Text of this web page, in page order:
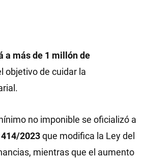
a más de 1 millón de
objetivo de cuidar la
no imponible se oficializó a
2023que modifica la Ley del
mientras que el aumento